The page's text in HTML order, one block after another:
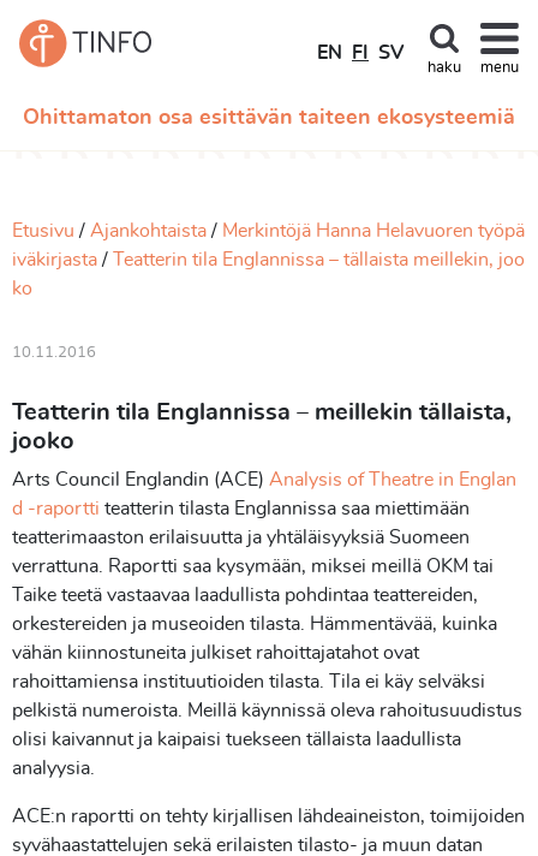
Ohittamaton osa esittävän taiteen ekosysteemiä
EN FI SV
haku menu
Etusivu Ajankohtaista
Merkintöjä Hanna Helavuoren työpä
iväkirjasta
Teatterin tila Englannissa – tällaista meillekin, joo
ko
10.11.2016
Teatterin tila Englannissa – meillekin tällaista,
jooko
Arts Council Englandin (ACE) Analysis of Theatre in Englan
d -raportti teatterin tilasta Englannissa saa miettimään
teatterimaaston erilaisuutta ja yhtäläisyyksiä Suomeen
verrattuna. Raportti saa kysymään, miksei meillä OKM tai
Taike teetä vastaavaa laadullista pohdintaa teattereiden,
orkestereiden ja museoiden tilasta. Hämmentävää, kuinka
vähän kiinnostuneita julkiset rahoittajatahot ovat
rahoittamiensa instituutioiden tilasta. Tila ei käy selväksi
pelkistä numeroista. Meillä käynnissä oleva rahoitusuudistus
olisi kaivannut ja kaipaisi tuekseen tällaista laadullista
analyysia.
ACE:n raportti on tehty kirjallisen lähdeaineiston, toimijoiden
syvähaastattelujen sekä erilaisten tilasto- ja muun datan